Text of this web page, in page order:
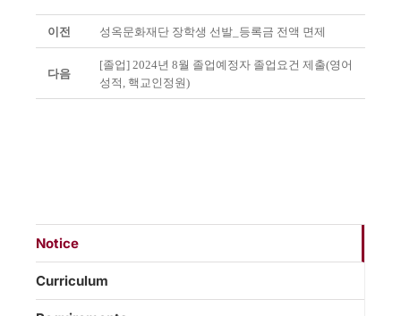
이전 성옥문화재단 장학생 선발_등록금 전액 면제
다음
[졸업] 2024년 8월 졸업예정자 졸업요건 제출(영어
성적, 핵교인정원)
Notice
Curriculum